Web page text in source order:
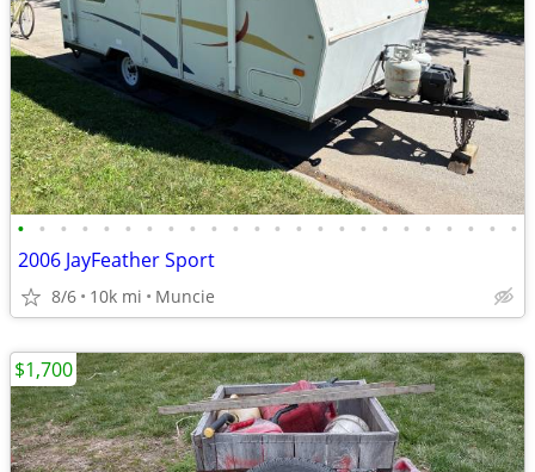
• • • • • • • • • • • • • • • • • • • • • • • •
2006 JayFeather Sport
8/6 10k mi Muncie
$1,700